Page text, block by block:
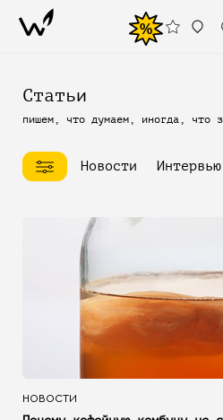
%
Статьи
пишем, что думаем, иногда, что
Новости Интервью
НОВОСТИ